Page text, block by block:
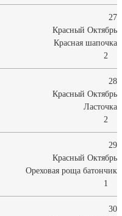
27
Красный Октябрь
Красная шапочка
2
28
Красный Октябрь
Ласточка
2
29
Красный Октябрь
Ореховая роща батончик
1
30